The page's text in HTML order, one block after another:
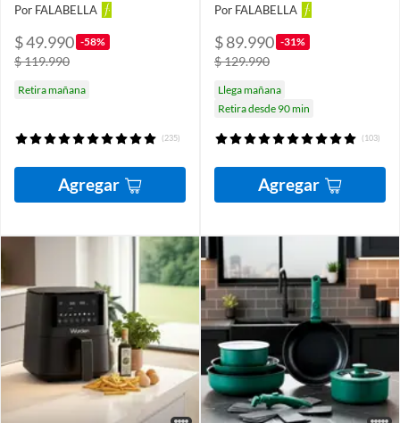
Por FALABELLA
$ 49.990 -58%
$ 119.990
Retira mañana
(235)
Agregar
Por FALABELLA
$ 89.990 -31%
$ 129.990
Llega mañana
Retira desde 90 min
(103)
Agregar